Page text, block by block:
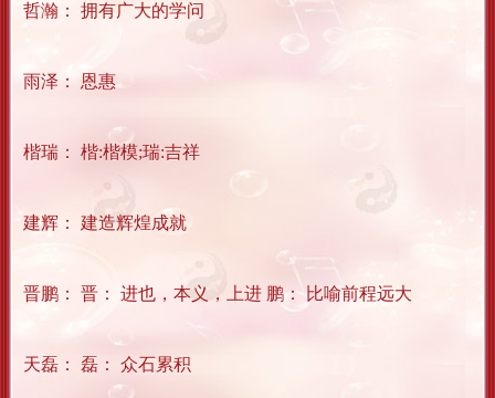
哲瀚： 拥有广大的学问
雨泽： 恩惠
楷瑞： 楷:楷模;瑞:吉祥
建辉： 建造辉煌成就
晋鹏： 晋： 进也，本义，上进 鹏： 比喻前程远大
天磊： 磊： 众石累积